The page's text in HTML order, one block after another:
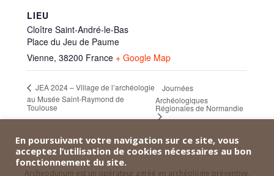
LIEU
Cloître Saint-André-le-Bas
Place du Jeu de Paume
Vienne, 38200 France + Google Map
JEA 2024 – Village de l’archéologie
au Musée Saint-Raymond de
Toulouse
Journées
Archéologiques
Régionales de Normandie
Archeodunum est un opérateur agréé en archéologie préventive.
En poursuivant votre navigation sur ce site, vous
acceptez l’utilisation de cookies nécessaires au bon
fonctionnement du site.